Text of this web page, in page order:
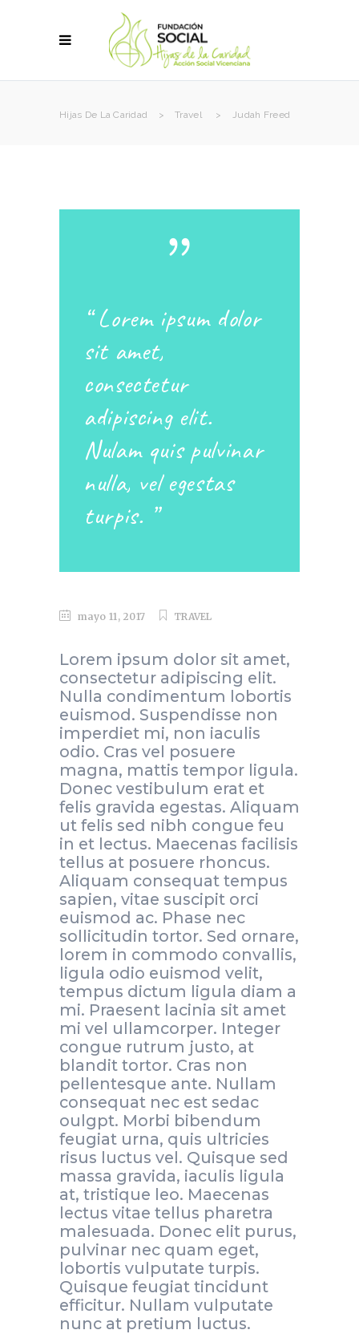
Hijas De La Caridad > Travel > Judah Freed
“ Lorem ipsum dolor
sit amet,
consectetur
adipiscing elit.
Nulam quis pulvinar
nulla, vel egestas
turpis. ”
mayo 11, 2017 TRAVEL
Lorem ipsum dolor sit amet,
consectetur adipiscing elit.
Nulla condimentum lobortis
euismod. Suspendisse non
imperdiet mi, non iaculis
odio. Cras vel posuere
magna, mattis tempor ligula.
Donec vestibulum erat et
felis gravida egestas. Aliquam
ut felis sed nibh congue feu
in et lectus. Maecenas facilisis
tellus at posuere rhoncus.
Aliquam consequat tempus
sapien, vitae suscipit orci
euismod ac. Phase nec
sollicitudin tortor. Sed ornare,
lorem in commodo convallis,
ligula odio euismod velit,
tempus dictum ligula diam a
mi. Praesent lacinia sit amet
mi vel ullamcorper. Integer
congue rutrum justo, at
blandit tortor. Cras non
pellentesque ante. Nullam
consequat nec est sedac
oulgpt. Morbi bibendum
feugiat urna, quis ultricies
risus luctus vel. Quisque sed
massa gravida, iaculis ligula
at, tristique leo. Maecenas
lectus vitae tellus pharetra
malesuada. Donec elit purus,
pulvinar nec quam eget,
lobortis vulputate turpis.
Quisque feugiat tincidunt
efficitur. Nullam vulputate
nunc at pretium luctus.